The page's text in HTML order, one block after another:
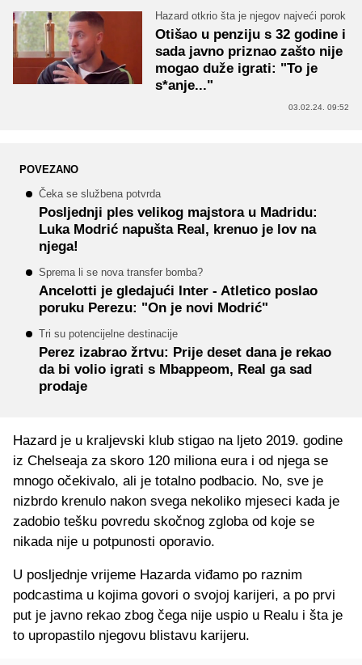
Hazard otkrio šta je njegov najveći porok
Otišao u penziju s 32 godine i
sada javno priznao zašto nije
mogao duže igrati: "To je
s*anje..."
03.02.24. 09:52
POVEZANO
Čeka se službena potvrda
Posljednji ples velikog majstora u Madridu:
Luka Modrić napušta Real, krenuo je lov na
njega!
Sprema li se nova transfer bomba?
Ancelotti je gledajući Inter - Atletico poslao
poruku Perezu: "On je novi Modrić"
Tri su potencijelne destinacije
Perez izabrao žrtvu: Prije deset dana je rekao
da bi volio igrati s Mbappeom, Real ga sad
prodaje
Hazard je u kraljevski klub stigao na ljeto 2019. godine
iz Chelseaja za skoro 120 miliona eura i od njega se
mnogo očekivalo, ali je totalno podbacio. No, sve je
nizbrdo krenulo nakon svega nekoliko mjeseci kada je
zadobio tešku povredu skočnog zgloba od koje se
nikada nije u potpunosti oporavio.
U posljednje vrijeme Hazarda viđamo po raznim
podcastima u kojima govori o svojoj karijeri, a po prvi
put je javno rekao zbog čega nije uspio u Realu i šta je
to upropastilo njegovu blistavu karijeru.